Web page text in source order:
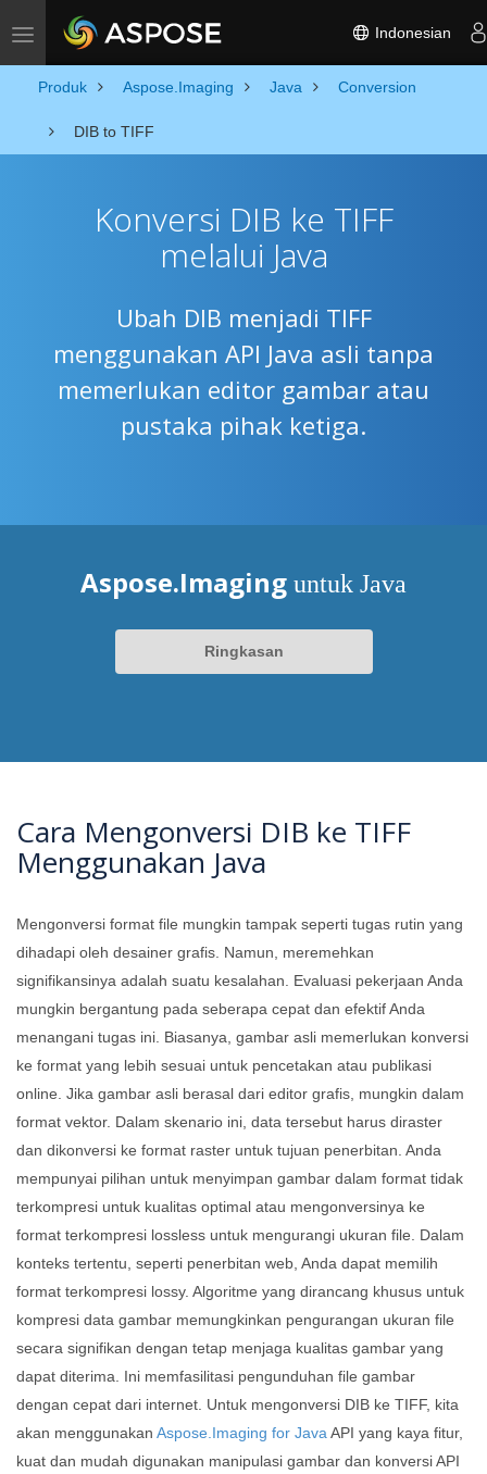
Toggle navigation Indonesian
Produk Aspose.Imaging Java Conversion
DIB to TIFF
Konversi DIB ke TIFF
melalui Java
Ubah DIB menjadi TIFF
menggunakan API Java asli tanpa
memerlukan editor gambar atau
pustaka pihak ketiga.
Aspose.Imaging untuk Java
Ringkasan
Cara Mengonversi DIB ke TIFF
Menggunakan Java
Mengonversi format file mungkin tampak seperti tugas rutin yang
dihadapi oleh desainer grafis. Namun, meremehkan
signifikansinya adalah suatu kesalahan. Evaluasi pekerjaan Anda
mungkin bergantung pada seberapa cepat dan efektif Anda
menangani tugas ini. Biasanya, gambar asli memerlukan konversi
ke format yang lebih sesuai untuk pencetakan atau publikasi
online. Jika gambar asli berasal dari editor grafis, mungkin dalam
format vektor. Dalam skenario ini, data tersebut harus diraster
dan dikonversi ke format raster untuk tujuan penerbitan. Anda
mempunyai pilihan untuk menyimpan gambar dalam format tidak
terkompresi untuk kualitas optimal atau mengonversinya ke
format terkompresi lossless untuk mengurangi ukuran file. Dalam
konteks tertentu, seperti penerbitan web, Anda dapat memilih
format terkompresi lossy. Algoritme yang dirancang khusus untuk
kompresi data gambar memungkinkan pengurangan ukuran file
secara signifikan dengan tetap menjaga kualitas gambar yang
dapat diterima. Ini memfasilitasi pengunduhan file gambar
dengan cepat dari internet. Untuk mengonversi DIB ke TIFF, kita
akan menggunakan Aspose.Imaging for Java API yang kaya fitur,
kuat dan mudah digunakan manipulasi gambar dan konversi API